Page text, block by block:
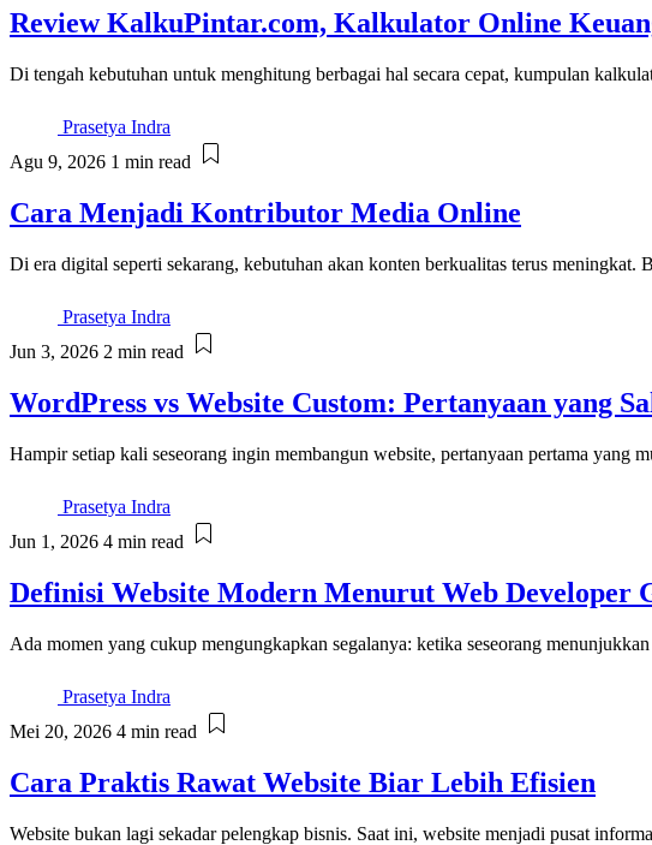
Review KalkuPintar.com, Kalkulator Online
Di tengah kebutuhan untuk menghitung berbagai hal secara cepat, kumpulan
Prasetya Indra
Agu 9, 2026 1 min read
Cara Menjadi Kontributor Media Online
Di era digital seperti sekarang, kebutuhan akan konten berkualitas terus
Prasetya Indra
Jun 3, 2026 2 min read
WordPress vs Website Custom: Pertanyaan yang
Hampir setiap kali seseorang ingin membangun website, pertanyaan pertama yang
Prasetya Indra
Jun 1, 2026 4 min read
Definisi Website Modern Menurut Web Developer
Ada momen yang cukup mengungkapkan segalanya: ketika seseorang
Prasetya Indra
Mei 20, 2026 4 min read
Cara Praktis Rawat Website Biar Lebih Efisien
Website bukan lagi sekadar pelengkap bisnis. Saat ini, website menjadi pusat